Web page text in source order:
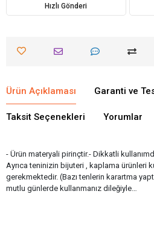
Hızlı Gönderi
Ürün Açıklaması Garanti ve
Taksit Seçenekleri Yorumlar
- Ürün materyali pirinçtir.- Dikkatli
Ayrıca teninizin bijuteri , kaplama ürünleri
gerekmektedir. (Bazı tenlerin karartma
mutlu günlerde kullanmanız dileğiyle…